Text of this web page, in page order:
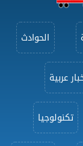
الحوادث
عربية
تكنولوجيا